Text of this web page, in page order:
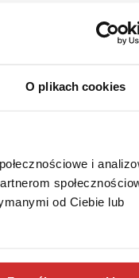
O plikach cookies
i
od Ciebie lub